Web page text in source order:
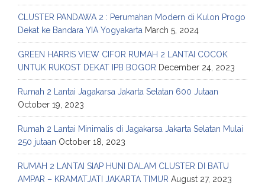
CLUSTER PANDAWA 2 : Perumahan Modern di Kulon Progo
Dekat ke Bandara YIA Yogyakarta March 5, 2024
GREEN HARRIS VIEW CIFOR RUMAH 2 LANTAI COCOK
UNTUK RUKOST DEKAT IPB BOGOR December 24, 2023
Rumah 2 Lantai Jagakarsa Jakarta Selatan 600 Jutaan
October 19, 2023
Rumah 2 Lantai Minimalis di Jagakarsa Jakarta Selatan Mulai
250 jutaan October 18, 2023
RUMAH 2 LANTAI SIAP HUNI DALAM CLUSTER DI BATU
AMPAR – KRAMATJATI JAKARTA TIMUR August 27, 2023